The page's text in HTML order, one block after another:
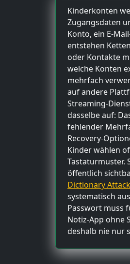
Kinderkonten
Zugangsdaten
Konto, ein E-
entstehen
oder Kontakte
welche Konten
mehrfach
auf andere
Streaming-
dasselbe auf:
fehlender
Recovery-
Kinder wählen
Tastaturmuster.
öffentlich
Dictionary Attack
systematisch
Passwort muss
Notiz-App ohne
deshalb nie nur